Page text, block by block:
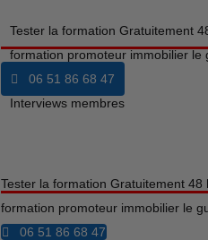
Tester la formation Gratuitement
formation promoteur immobilier le
06 51 86 68 47
Interviews membres
Tester la formation Gratuitement 48
formation promoteur immobilier le
06 51 86 68 47